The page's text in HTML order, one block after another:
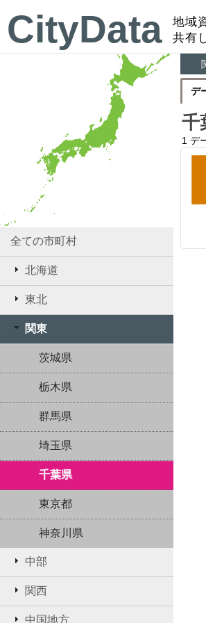
CityData
地域
共有
全ての市町村
北海道
東北
関東
茨城県
栃木県
群馬県
埼玉県
千葉県
東京都
神奈川県
中部
関西
中国地方
デ
千
1 デ